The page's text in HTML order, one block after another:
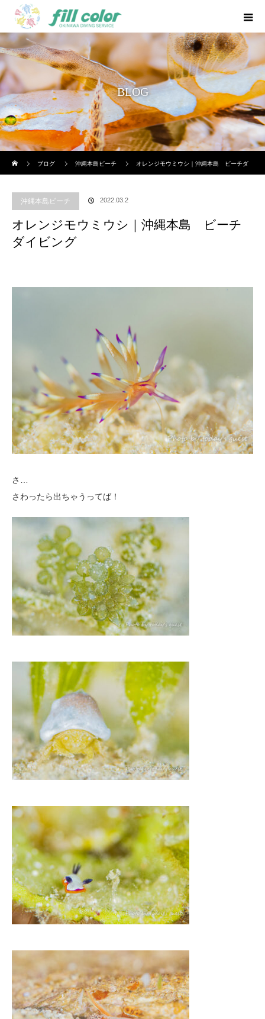
BLOG
ブログ
沖縄本島ビーチ オレンジモウミウシ｜沖縄本島 ビーチダ
沖縄本島ビーチ 2022.03.2
オレンジモウミウシ｜沖縄本島 ビーチ
ダイビング
さ…
さわったら出ちゃうってば！